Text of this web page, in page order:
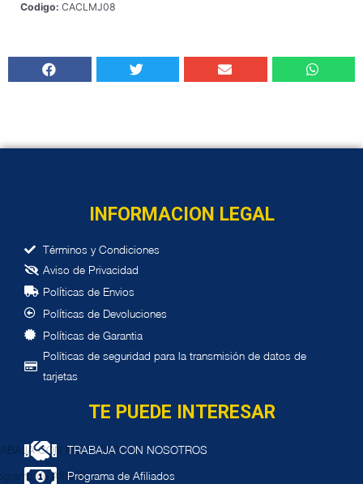
Codigo: CACLMJ08
INFORMACION LEGAL
Términos y Condiciones
Aviso de Privacidad
Políticas de Envios
Políticas de Devoluciones
Políticas de Garantia
Políticas de seguridad para la transmisión de datos de
tarjetas
TE PUEDE INTERESAR
TRABAJA CON NOSOTROS
Programa de Afiliados